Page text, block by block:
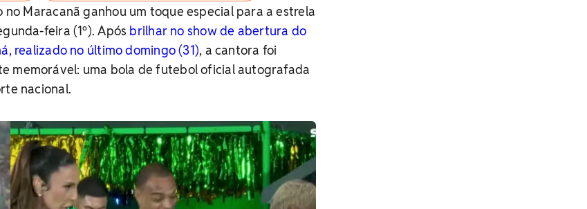
Maracanã ganhou um toque especial para a estrela
feira (1º). Após brilhar no show de abertura do
realizado no último domingo (31), a cantora foi
memorável: uma bola de futebol oficial autografada
nacional.